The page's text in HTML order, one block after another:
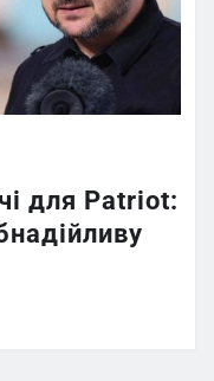
для Patriot: